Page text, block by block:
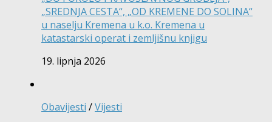
„SREDNJA CESTA“, „OD KREMENE DO SOLINA“
u naselju Kremena u k.o. Kremena u
katastarski operat i zemljišnu knjigu
19. lipnja 2026
Obavijesti /Vijesti